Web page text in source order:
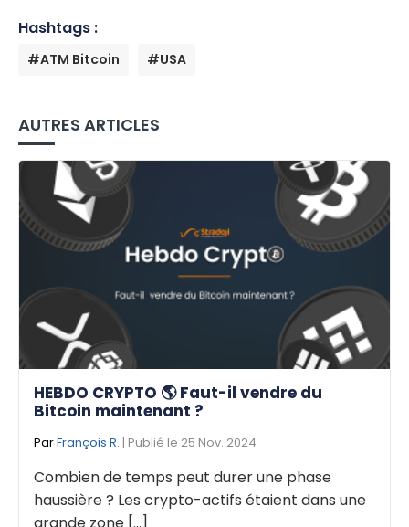
Hashtags :
#ATM Bitcoin #USA
AUTRES ARTICLES
HEBDO CRYPTO 🌎 Faut-il vendre du
Bitcoin maintenant ?
ParFrançois R. | Publié le 25 Nov. 2024
Combien de temps peut durer une phase
haussière ? Les crypto-actifs étaient dans une